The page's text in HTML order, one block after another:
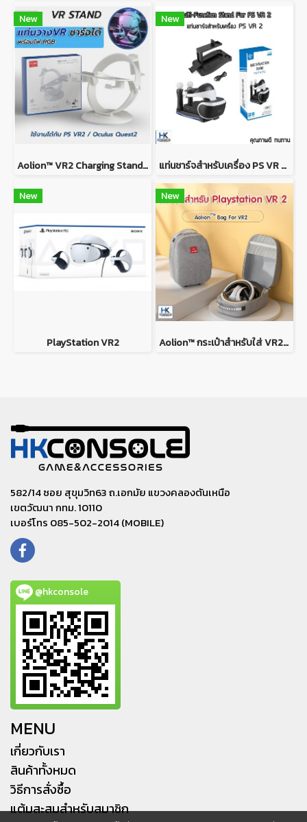
New
Aolion™ VR2 Charging Stand แท่นวาง PS VR2 แบบชาร์จได้ พร้อมไฟ RGB ใช้กับ Oculus Quest2 / PS VR 2 ได
New
แท่นชาร์จสำหรับเครื่อง PS VR 2 ยี่่ห้อ KJH Multifunction Stand For PS VR 2
New
PlayStation VR2
New
Aolion™ กระเป๋าสำหรับใส่ VR2 Playstation VR 2 Bag แบรนด์แท้ Aolion กระเป๋าแข็งแรง พกพาสะดวก ใส่VR2 ได้ครบชุด
582/14 ซอย สุขุมวิท63 ถ.เอกมัย แขวงคลองตันเหนือ
เขตวัฒนา กทม. 10110
เบอร์โทร 085-502-2014 (MOBILE)
@hkconsole
MENU
เกี่ยวกับเรา
สินค้าทั้งหมด
วิธีการสั่งซื้อ
แต้มสะสมสำหรับสมาชิก